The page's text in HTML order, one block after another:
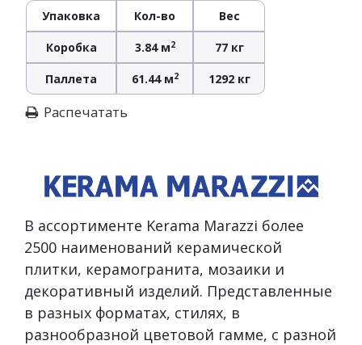
Упаковка Кол-во Вес
Коробка 3.84 м2 77 кг
Паллета 61.44 м2 1292 кг
Распечатать
В ассортименте Kerama Marazzi более
2500 наименований керамической
плитки, керамогранита, мозаики и
декоративный изделий. Представленные
в разных форматах, стилях, в
разнообразной цветовой гамме, с разной